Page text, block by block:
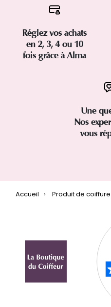
Réglez vos achats
en 2, 3, 4 ou 10
fois grâce à Alma
Une
Nos
vous
Accueil Produit de coiffure